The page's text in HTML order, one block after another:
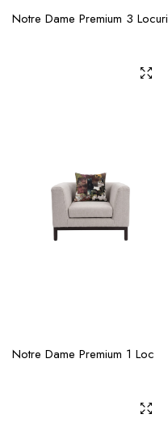
Notre Dame Premium 3 Locuri
Notre Dame Premium 1 Loc